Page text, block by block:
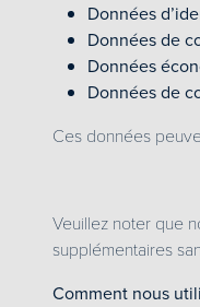
Données
Données de
Données
Données de
Ces données
Veuillez noter que
supplémentaires
Comment nous